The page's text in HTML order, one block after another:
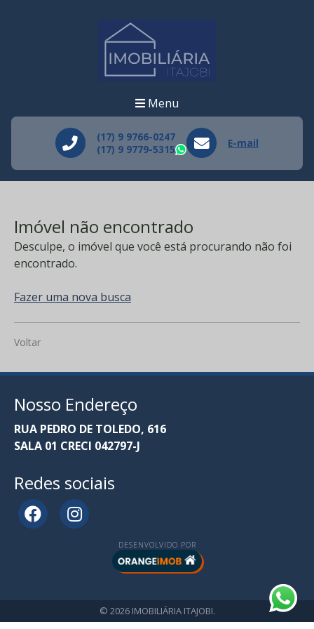
Menu
(17) 9 9766-0247
(17) 9 9779-5315
WhatsApp
E-mail
Imóvel não encontrado
Desculpe, o imóvel que você está procurando não foi
encontrado.
Fazer uma nova busca
Voltar
Nosso Endereço
RUA PEDRO DE TOLEDO, 616
SALA 01 CRECI 042797-J
Redes sociais
DESENVOLVIDO POR
© 2026 IMOBILIÁRIA ITAJOBI.